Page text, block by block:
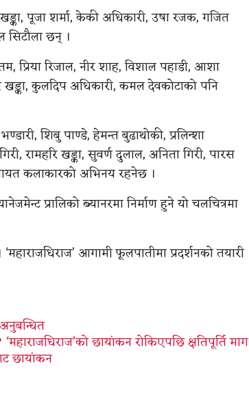
पूजा शर्मा, केकी अधिकारी, उषा रजक, गजित
सिटौला छन् ।
प्रिया रिजाल, नीर शाह, विशाल पहाडी, आशा
खड्का, कुलदिप अधिकारी, कमल देवकोटाको पनि
शिबु पाण्डे, हेमन्त बुढाथोकी, प्रलिन्शा
रामहरि खड्का, सुवर्ण दुलाल, अनिता गिरी, पारस
कलाकारको अभिनय रहनेछ ।
प्रालिको ब्यानरमा निर्माण हुने यो चलचित्रमा
। ‘महाराजधिराज’ आगामी फूलपातीमा प्रदर्शनको तयारी
छायांकन रोकिएपछि क्षतिपूर्ति माग
छायांकन